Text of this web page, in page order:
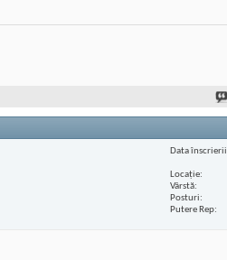
Data înscrierii
Locaţie
Vârstă
Posturi
Putere Rep